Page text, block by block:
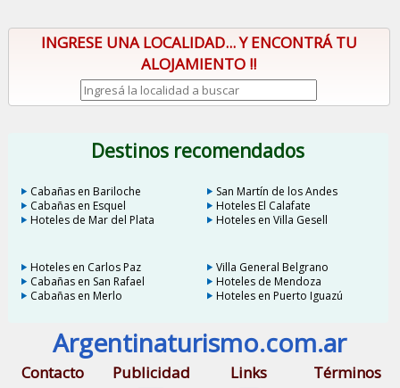
INGRESE UNA LOCALIDAD... Y ENCONTRÁ TU
ALOJAMIENTO !!
Destinos recomendados
Cabañas en Bariloche
San Martín de los Andes
Cabañas en Esquel
Hoteles El Calafate
Hoteles de Mar del Plata
Hoteles en Villa Gesell
Hoteles en Carlos Paz
Villa General Belgrano
Cabañas en San Rafael
Hoteles de Mendoza
Cabañas en Merlo
Hoteles en Puerto Iguazú
Argentinaturismo.com.ar
Contacto Publicidad Links Términos